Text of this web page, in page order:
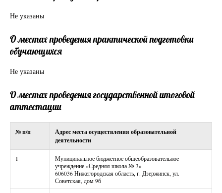
Не указаны
О местах проведения практической подготовки
обучающихся
Не указаны
О местах проведения государственной итоговой
аттестации
№ п/п
Адрес места осуществления образовательной
деятельности
1
Муниципальное бюджетное общеобразовательное
учреждение «Средняя школа № 3»
606036 Нижегородская область, г. Дзержинск, ул.
Советская, дом 9б